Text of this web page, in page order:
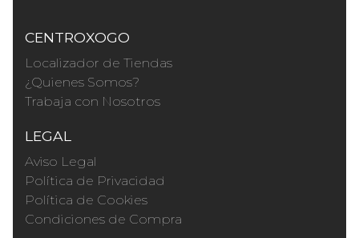
CENTROXOGO
Localizador de Tiendas
¿Quienes Somos?
Trabaja con Nosotros
LEGAL
Aviso Legal
Política de Privacidad
Política de Cookies
Condiciones de Compra